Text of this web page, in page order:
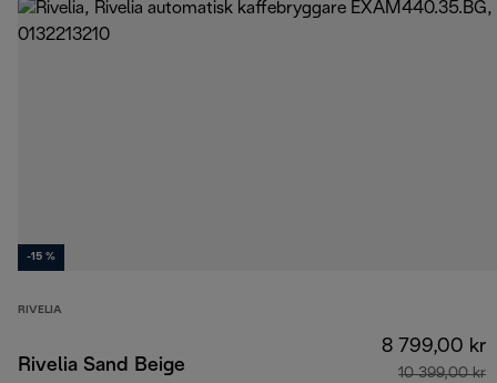
-15 %
RIVELIA
Rivelia Sand Beige
8 799,00 kr
10 399,00 kr